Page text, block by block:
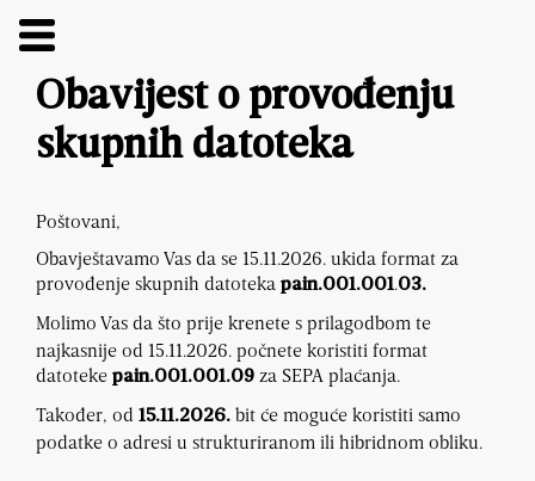
Obavijest o provođenju
skupnih datoteka
Poštovani,
Obavještavamo Vas da se 15.11.2026. ukida format za
provođenje skupnih datoteka pain.001.001.03.
Molimo Vas da što prije krenete s prilagodbom te
najkasnije od 15.11.2026. počnete koristiti format
datoteke pain.001.001.09 za SEPA plaćanja.
Također, od 15.11.2026. bit će moguće koristiti samo
podatke o adresi u strukturiranom ili hibridnom obliku.